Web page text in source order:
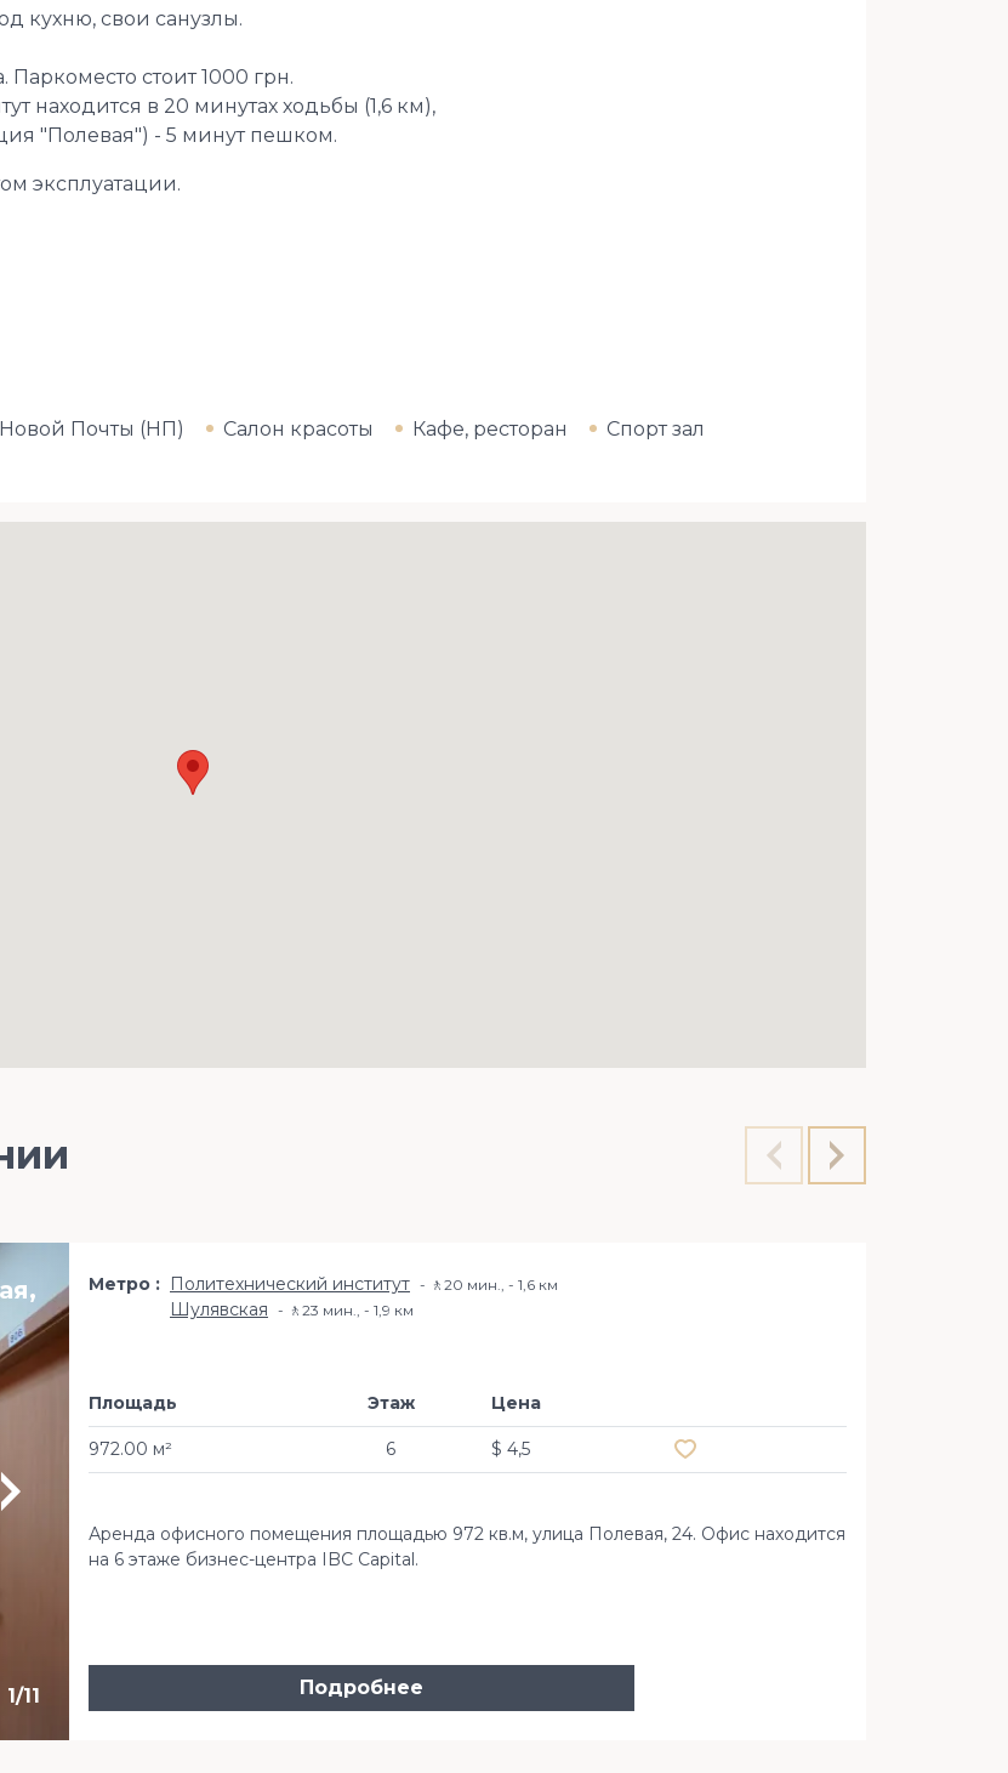
кухню, свои санузлы.
Паркоместо стоит 1000 грн.
находится в 20 минутах ходьбы (1,6 км),
"Полевая") - 5 минут пешком.
эксплуатации.
Почты (НП) Салон красоты Кафе, ресторан Спорт зал
1/11
Метро Политехнический институт 🚶20 мин., - 1,6 км
Шулявская 🚶23 мин., - 1,9 км
Площадь
972.00 м²
Этаж
6
Цена
$ 4,5
Аренда офисного помещения площадью 972 кв.м, улица Полевая, 24. Офис находится
на 6 этаже бизнес-центра IBC Capital.
Подробнее